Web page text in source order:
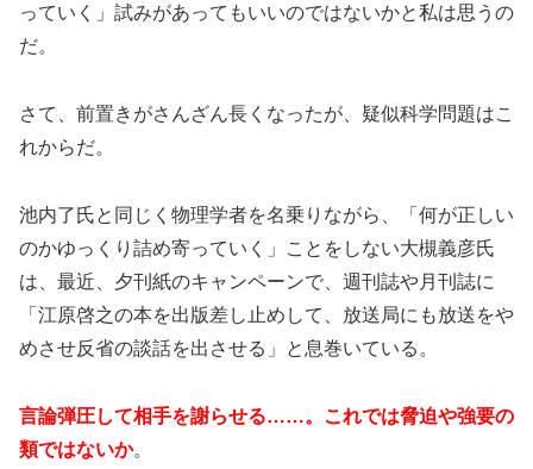
っていく」試みがあってもいいのではないかと私は思うの
だ。
さて、前置きがさんざん長くなったが、疑似科学問題はこ
れからだ。
池内了氏と同じく物理学者を名乗りながら、「何が正しい
のかゆっくり詰め寄っていく」ことをしない大槻義彦氏
は、最近、夕刊紙のキャンペーンで、週刊誌や月刊誌に
「江原啓之の本を出版差し止めして、放送局にも放送をや
めさせ反省の談話を出させる」と息巻いている。
言論弾圧して相手を謝らせる……。これでは脅迫や強要の
類ではないか。